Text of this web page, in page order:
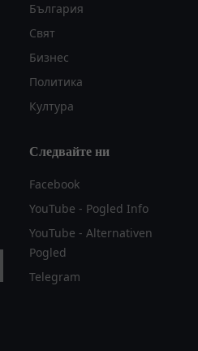
България
Свят
Бизнес
Политика
Култура
Следвайте ни
Facebook
YouTube - Pogled Info
YouTube - Alternativen
Pogled
Telegram